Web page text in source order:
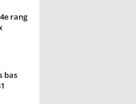
rang
bas